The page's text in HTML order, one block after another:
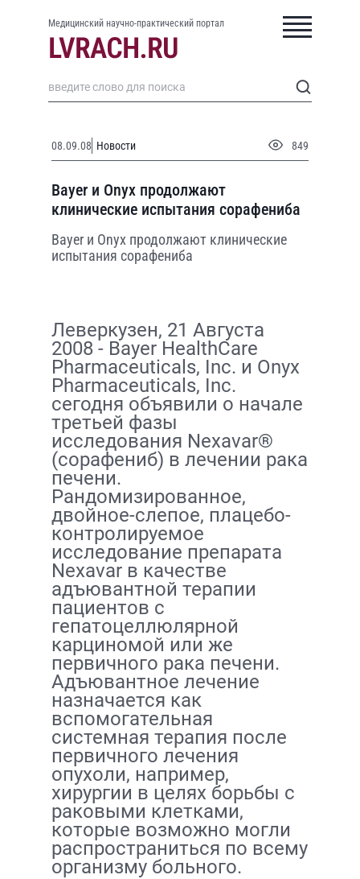
Медицинский научно-практический портал
08.09.08 Новости 849
Bayer и Onyx продолжают
клинические испытания сорафениба
Bayer и Onyx продолжают клинические
испытания сорафениба
Леверкузен, 21 Августа
2008 - Bayer HealthCare
Pharmaceuticals, Inc. и Onyx
Pharmaceuticals, Inc.
сегодня объявили о начале
третьей фазы
исследования Nexavar®
(сорафениб) в лечении рака
печени.
Рандомизированное,
двойное-слепое, плацебо-
контролируемое
исследование препарата
Nexavar в качестве
адъювантной терапии
пациентов с
гепатоцеллюлярной
карциномой или же
первичного рака печени.
Адъювантное лечение
назначается как
вспомогательная
системная терапия после
первичного лечения
опухоли, например,
хирургии в целях борьбы с
раковыми клетками,
которые возможно могли
распространиться по всему
организму больного.